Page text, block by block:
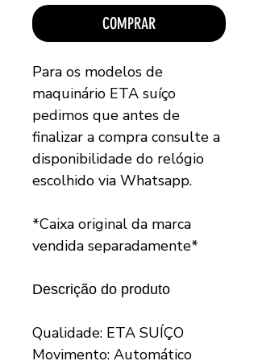
COMPRAR
Para os modelos de
maquinário ETA suíço
pedimos que antes de
finalizar a compra consulte a
disponibilidade do relógio
escolhido via Whatsapp.
*Caixa original da marca
vendida separadamente*
Descrição do produto
Qualidade: ETA SUÍÇO
Movimento: Automático